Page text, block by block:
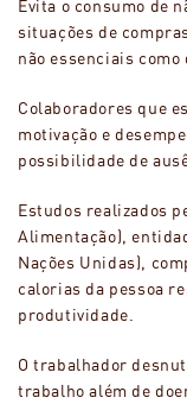
Evita o consumo de
situações de
não essenciais
Colaboradores que
motivação e
possibilidade de
Estudos realizados
Alimentação),
Nações Unidas),
calorias da pessoa
produtividade.
O trabalhador
trabalho além de